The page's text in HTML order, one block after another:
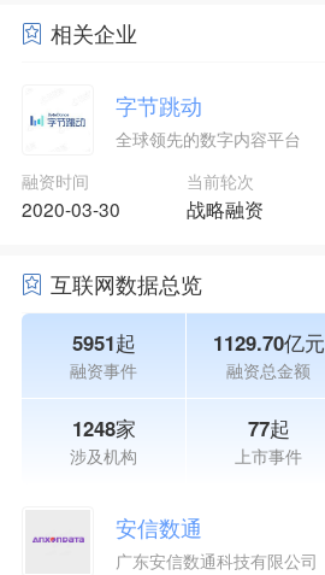
相关企业
字节跳动
全球领先的数字内容平台
融资时间
2020-03-30
当前轮次
战略融资
互联网数据总览
5951起
融资事件
1129.70亿元
融资总金额
1248家
涉及机构
77起
上市事件
安信数通
广东安信数通科技有限公司